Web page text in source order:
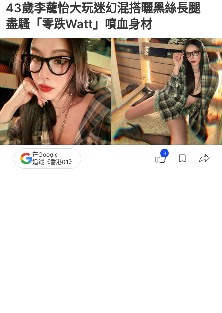
43歲李蘢怡大玩迷幻混搭曬黑絲長腿
盡騷「零跌Watt」噴血身材
撰文：小白
在Google
追蹤《香港01》
3